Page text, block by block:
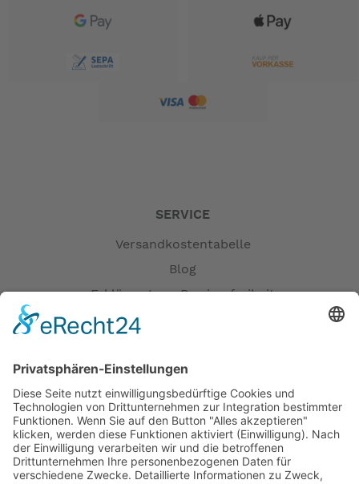
SERVICE
Versandkostentabelle
Blog
Erklärung zur Barrierefreiheit
Versandpartner
Zahlung und Versand
Öffnungszeiten
Verfügbarkeit
Größenrechner (Umlaufmaß)